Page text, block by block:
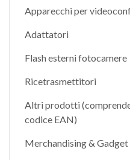
Apparecchi per
Adattatori
Flash esterni fotocamere
Ricetrasmettitori
Altri prodotti
codice EAN)
Merchandising & Gadget